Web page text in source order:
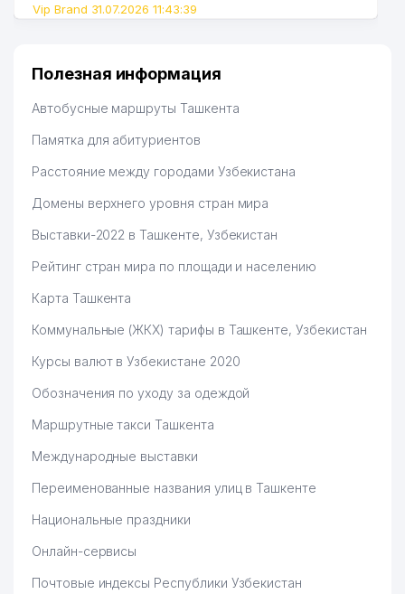
Vip Brand 31.07.2026 11:43:39
Полезная информация
Автобусные маршруты Ташкента
Памятка для абитуриентов
Расстояние между городами Узбекистана
Домены верхнего уровня стран мира
Выставки-2022 в Ташкенте, Узбекистан
Рейтинг стран мира по площади и населению
Карта Ташкента
Коммунальные (ЖКХ) тарифы в Ташкенте, Узбекистан
Курсы валют в Узбекистане 2020
Обозначения по уходу за одеждой
Маршрутные такси Ташкента
Международные выставки
Переименованные названия улиц в Ташкенте
Национальные праздники
Онлайн-сервисы
Почтовые индексы Республики Узбекистан